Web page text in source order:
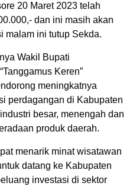
20 Maret 2023 telah
dan ini masih akan
malam ini tutup Sekda.
Wakil Bupati
Keren”
meningkatnya
perdagangan di Kabupaten
besar, menengah dan
produk daerah.
menarik minat wisatawan
datang ke Kabupaten
investasi di sektor